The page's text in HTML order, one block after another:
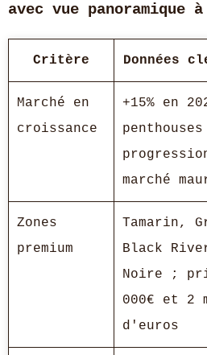
avec vue
Critère Données
Marché en
croissance
+15% en
marché
Zones
premium
Tamarin,
Black
Noire ;
000€ et 2
d'euros